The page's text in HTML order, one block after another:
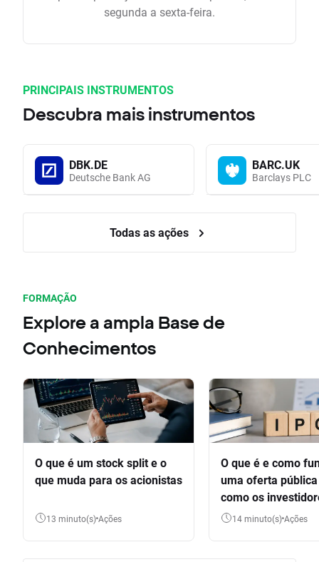
segunda a sexta-feira.
PRINCIPAIS INSTRUMENTOS
Descubra mais instrumentos
DBK.DE
Deutsche Bank AG
BARC.UK
Barclays PLC
Todas as ações
FORMAÇÃO
Explore a ampla Base de
Conhecimentos
O que é um stock split e o
que muda para os acionistas
13 minuto(s) Ações
O que é e como
uma oferta
como os
participar
14 minuto(s) Ações